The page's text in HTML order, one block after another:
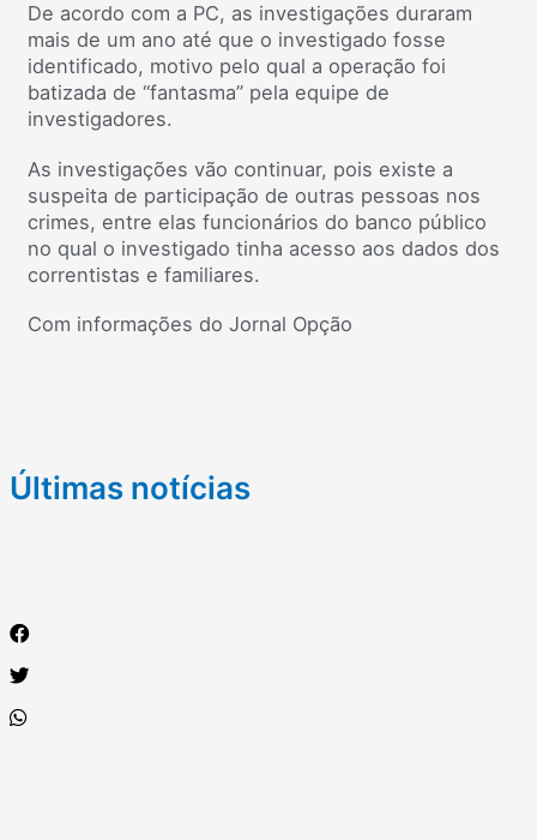
De acordo com a PC, as investigações duraram
mais de um ano até que o investigado fosse
identificado, motivo pelo qual a operação foi
batizada de “fantasma” pela equipe de
investigadores.
As investigações vão continuar, pois existe a
suspeita de participação de outras pessoas nos
crimes, entre elas funcionários do banco público
no qual o investigado tinha acesso aos dados dos
correntistas e familiares.
Com informações do Jornal Opção
Últimas notícias